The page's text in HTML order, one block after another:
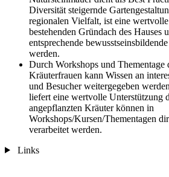
Diversität steigernde
regionalen Vielfalt, ist eine
bestehenden Gründach des Hauses
entsprechende
werden.
Durch Workshops und Thementage
Kräuterfrauen kann Wissen an
und Besucher weitergegeben
liefert eine wertvolle Unterstützung
angepflanzten Kräuter können in
Workshops/Kursen/Thementagen
verarbeitet werden.
Links